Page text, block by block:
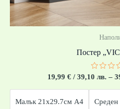
Постер
0
5
19,99 € / 39,10 лв. –
Малък 21x29.7см А4